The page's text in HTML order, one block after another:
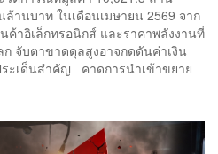
านบาท ในเดือนเมษายน 2569 จาก
ค้าอิเล็กทรอนิกส์ และราคาพลังงานที่
จับตาขาดดุลสูงอาจกดดันค่าเงิน
ะเด็นสำคัญ คาดการนำเข้าขยาย